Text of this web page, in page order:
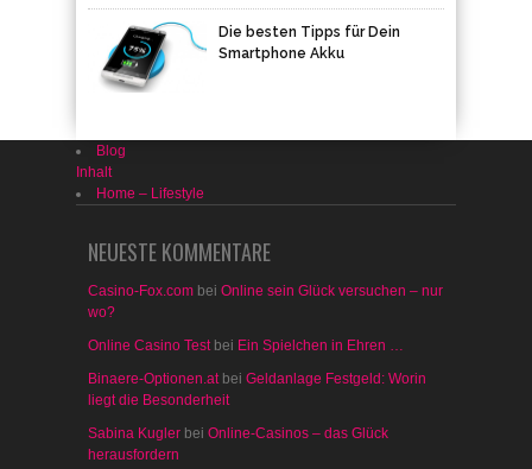
Die besten Tipps für Dein
Smartphone Akku
Blog
Inhalt
Home – Lifestyle
NEUESTE KOMMENTARE
Casino-Fox.com bei Online sein Glück versuchen – nur
wo?
Online Casino Testbei Ein Spielchen in Ehren …
Binaere-Optionen.atbei Geldanlage Festgeld: Worin
liegt die Besonderheit
Sabina Kugler bei Online-Casinos – das Glück
herausfordern